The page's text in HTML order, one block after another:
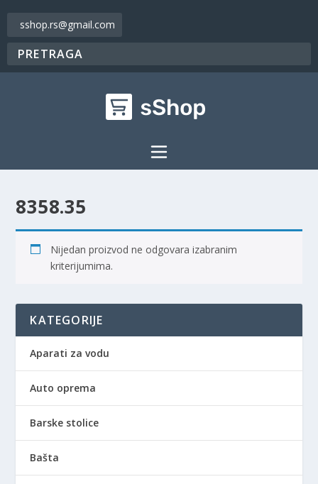
sshop.rs@gmail.com
8358.35
Nijedan proizvod ne odgovara izabranim
kriterijumima.
KATEGORIJE
Aparati za vodu
Auto oprema
Barske stolice
Bašta